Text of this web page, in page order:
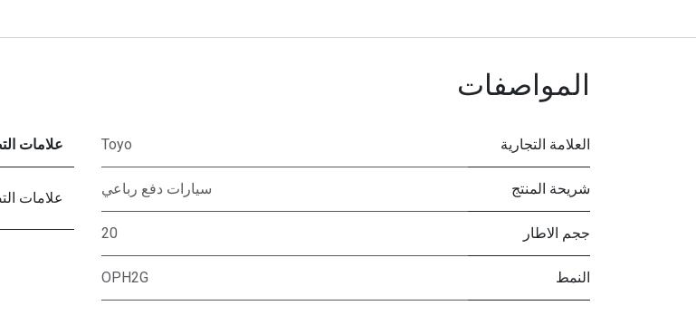
المواصفات
العلامة التجارية Toyo
شريحة المنتج سيارات دفع رباعي
ججم الاطار 20
النمط OPH2G
علامات
علامات